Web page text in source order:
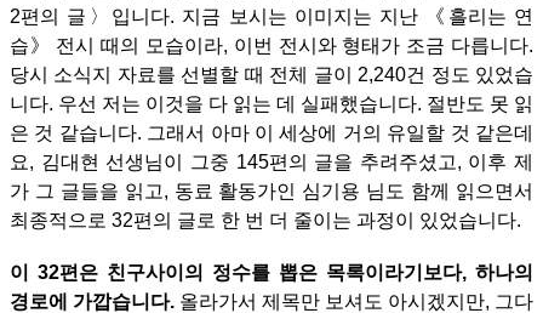
2편의 글〉입니다. 지금 보시는 이미지는 지난 《흘리는 연
습》 전시 때의 모습이라, 이번 전시와 형태가 조금 다릅니다.
당시 소식지 자료를 선별할 때 전체 글이 2,240건 정도 있었습
니다. 우선 저는 이것을 다 읽는 데 실패했습니다. 절반도 못 읽
은 것 같습니다. 그래서 아마 이 세상에 거의 유일할 것 같은데
요, 김대현 선생님이 그중 145편의 글을 추려주셨고, 이후 제
가 그 글들을 읽고, 동료 활동가인 심기용 님도 함께 읽으면서
최종적으로 32편의 글로 한 번 더 줄이는 과정이 있었습니다.
이 32편은 친구사이의 정수를 뽑은 목록이라기보다, 하나의
경로에 가깝습니다. 올라가서 제목만 보셔도 아시겠지만, 그다